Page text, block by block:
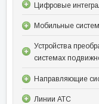
Цифровые
Мобильные
Устройства
системах
Направляющие
Линии АТС